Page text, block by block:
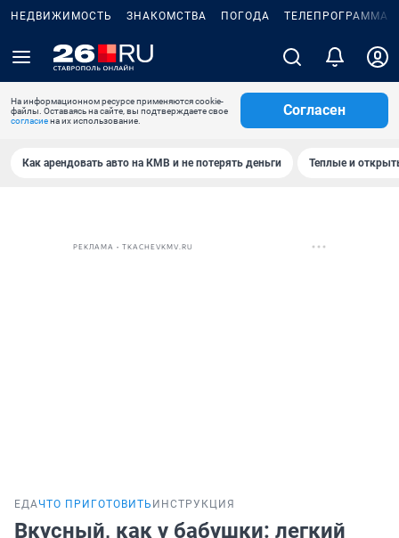
НЕДВИЖИМОСТЬ ЗНАКОМСТВА ПОГОДА ТЕЛЕПРОГРАММА
На информационном ресурсе применяются cookie-
файлы. Оставаясь на сайте, вы подтверждаете свое
согласиена их использование.
Согласен
Как арендовать авто на КМВ и не потерять деньги Теплые и
РЕКЛАМА • TKACHEVKMV.RU
ЕДАЧТО ПРИГОТОВИТЬ ИНСТРУКЦИЯ
Вкусный, как у бабушки: легкий